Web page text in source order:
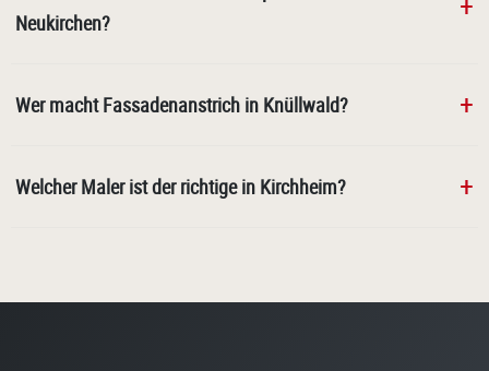
Neukirchen?
Wer macht Fassadenanstrich in Knüllwald?
Welcher Maler ist der richtige in Kirchheim?